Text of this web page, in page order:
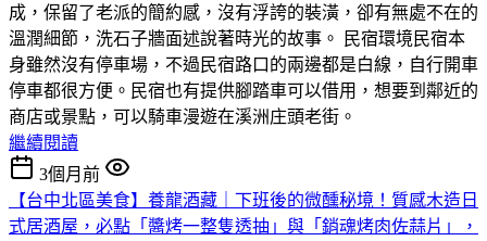
成，保留了老派的簡約感，沒有浮誇的裝潢，卻有無處不在的
溫潤細節，洗石子牆面述說著時光的故事。 民宿環境民宿本
身雖然沒有停車場，不過民宿路口的兩邊都是白線，自行開車
停車都很方便。民宿也有提供腳踏車可以借用，想要到鄰近的
商店或景點，可以騎車漫遊在溪洲庄頭老街。
繼續閱讀
3個月前
【台中北區美食】養龍酒藏｜下班後的微醺秘境！質感木造日
式居酒屋，必點「醬烤一整隻透抽」與「銷魂烤肉佐蒜片」，